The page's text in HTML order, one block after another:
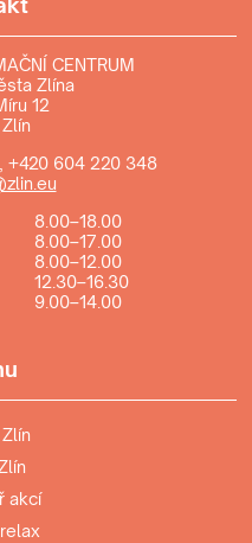
CENTRUM
Zlína
12
+420 604 220 348
8.00–18.00
8.00–17.00
8.00–12.00
12.30–16.30
9.00–14.00
akcí